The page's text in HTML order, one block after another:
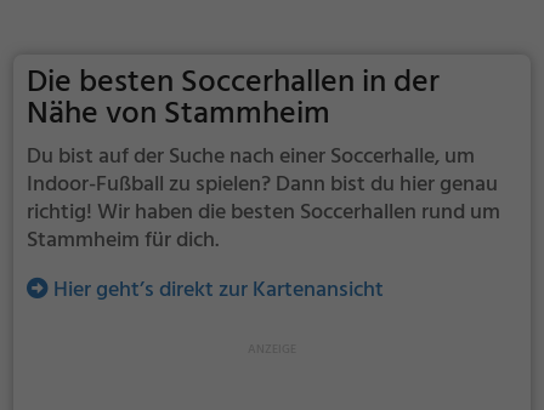
Die besten Soccerhallen in der
Nähe von Stammheim
Du bist auf der Suche nach einer Soccerhalle, um
Indoor-Fußball zu spielen? Dann bist du hier genau
richtig! Wir haben die besten Soccerhallen rund um
Stammheim für dich.
Hier geht’s direkt zur Kartenansicht